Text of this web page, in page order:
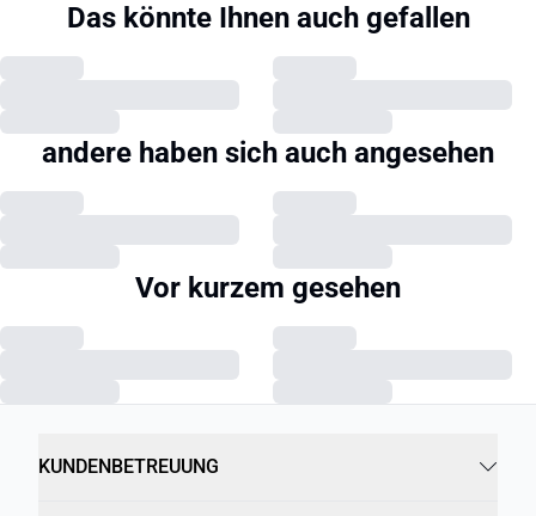
Das könnte Ihnen auch gefallen
andere haben sich auch angesehen
Vor kurzem gesehen
KUNDENBETREUUNG